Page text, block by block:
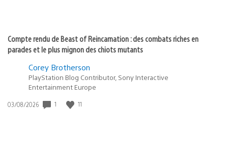
Compte rendu de Beast of Reincarnation : des combats riches en
parades et le plus mignon des chiots mutants
Corey Brotherson
PlayStation Blog Contributor, Sony Interactive
Entertainment Europe
Date
03/08/2026 1 11